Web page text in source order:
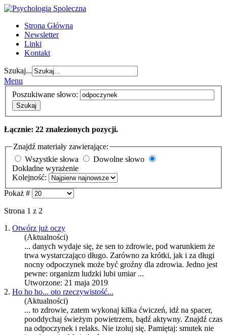
Strona Główna
Newsletter
Linki
Kontakt
Szukaj...
Menu
Poszukiwane słowo:
Szukaj
Łącznie: 22 znalezionych pozycji.
Znajdź materiały zawierające:
Wszystkie słowa
Dowolne słowo
Dokładne wyrażenie
Kolejność:
Pokaż #
Strona 1 z 2
1. Otwórz już oczy
(Aktualności)
... danych wydaje się, że sen to zdrowie, pod warunkiem że
trwa wystarczająco długo. Zarówno za krótki, jak i za długi
nocny odpoczynek może być groźny dla zdrowia. Jedno jest
pewne: organizm ludzki lubi umiar ...
Utworzone: 21 maja 2019
2. Ho ho ho... oto rzeczywistość...
(Aktualności)
... to zdrowie, zatem wykonaj kilka ćwiczeń, idź na spacer,
pooddychaj świeżym powietrzem, bądź aktywny. Znajdź czas
na odpoczynek i relaks. Nie izoluj się. Pamiętaj: smutek nie